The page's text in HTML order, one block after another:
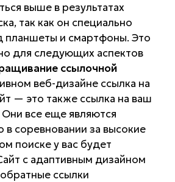
выше в результатах
так как он специально
планшеты и смартфоны. Это
для следующих аспектов
ссылочной
веб-дизайне ссылка на
— это также ссылка на ваш
все еще являются
в соревновании за высокие
поиске у вас будет
с адаптивным дизайном
ссылки